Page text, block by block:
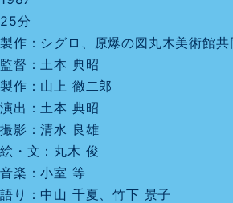
25分
製作：シグロ、原爆の図丸木美術館共
監督：土本 典昭
製作：山上 徹二郎
演出：土本 典昭
撮影：清水 良雄
絵・文：丸木 俊
音楽：小室 等
語り：中山 千夏、竹下 景子